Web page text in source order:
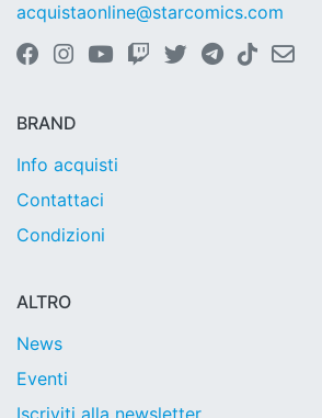
acquistaonline@starcomics.com
BRAND
Info acquisti
Contattaci
Condizioni
ALTRO
News
Eventi